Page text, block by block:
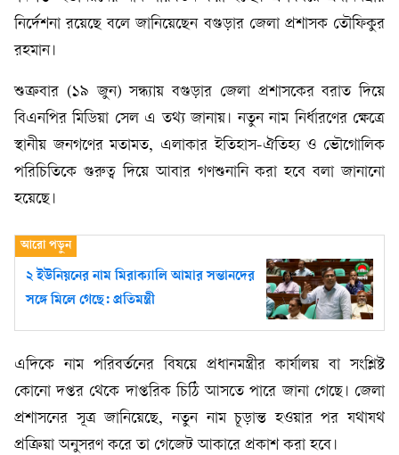
নির্দেশনা রয়েছে বলে জানিয়েছেন বগুড়ার জেলা প্রশাসক তৌফিকুর
রহমান।
শুক্রবার (১৯ জুন) সন্ধ্যায় বগুড়ার জেলা প্রশাসকের বরাত দিয়ে
বিএনপির মিডিয়া সেল এ তথ্য জানায়। নতুন নাম নির্ধারণের ক্ষেত্রে
স্থানীয় জনগণের মতামত, এলাকার ইতিহাস-ঐতিহ্য ও ভৌগোলিক
পরিচিতিকে গুরুত্ব দিয়ে আবার গণশুনানি করা হবে বলা জানানো
হয়েছে।
২ ইউনিয়নের নাম মিরাক্যালি আমার সন্তানদের
সঙ্গে মিলে গেছে: প্রতিমন্ত্রী
এদিকে নাম পরিবর্তনের বিষয়ে প্রধানমন্ত্রীর কার্যালয় বা সংশ্লিষ্ট
কোনো দপ্তর থেকে দাপ্তরিক চিঠি আসতে পারে জানা গেছে। জেলা
প্রশাসনের সূত্র জানিয়েছে, নতুন নাম চূড়ান্ত হওয়ার পর যথাযথ
প্রক্রিয়া অনুসরণ করে তা গেজেট আকারে প্রকাশ করা হবে।